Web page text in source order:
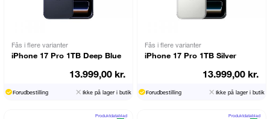
Fås i flere varianter
iPhone 17 Pro 1TB Deep Blue
13.999,00 kr.
Forudbestilling Ikke på lager i butik
Fås i flere varianter
iPhone 17 Pro 1TB Silver
13.999,00 kr.
Forudbestilling Ikke på lager i butik
Produktdatablad Produktdatablad